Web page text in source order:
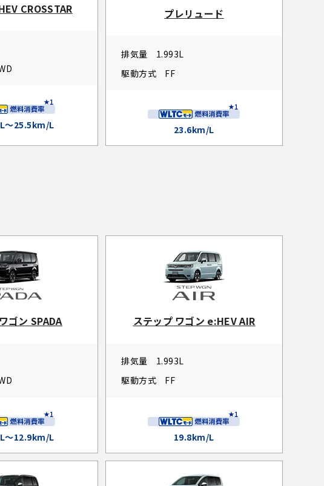
CROSSTAR
～25.5km/L
プレリュード
排気量
1.993L
駆動方式
FF
23.6km/L
ゴン SPADA
～12.9km/L
ステップ ワゴン e:HEV AIR
排気量
1.993L
駆動方式
FF
19.8km/L